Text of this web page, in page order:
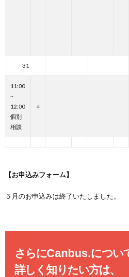
31
11:00
~
12:00
個別
相談
○
【お申込みフォーム】
５月のお申込みは終了いたしました。
さらにCanbus.につい
詳しく知りたい方は、